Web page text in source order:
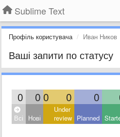
Sublime Text
Профіль користувача Иван Ников
Ваші запити по статусу
0 0 0 0 0
Всі Нові
Under
review Planned